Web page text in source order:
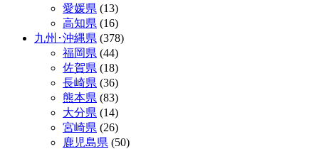
愛媛県 (13)
高知県 (16)
九州･沖縄県 (378)
福岡県 (44)
佐賀県 (18)
長崎県 (36)
熊本県 (83)
大分県 (14)
宮崎県 (26)
鹿児島県 (50)